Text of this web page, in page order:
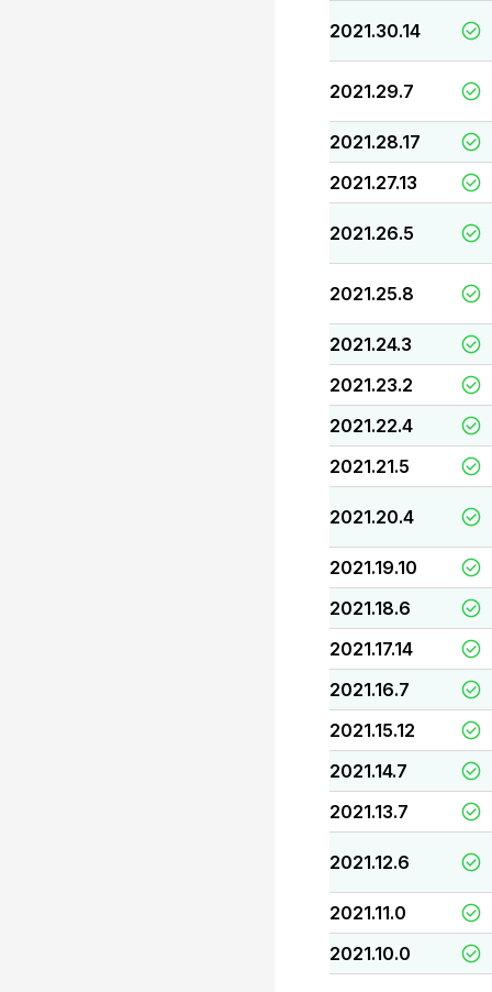
2021.30.14
2021.29.7
2021.28.17
2021.27.13
2021.26.5
2021.25.8
2021.24.3
2021.23.2
2021.22.4
2021.21.5
2021.20.4
2021.19.10
2021.18.6
2021.17.14
2021.16.7
2021.15.12
2021.14.7
2021.13.7
2021.12.6
2021.11.0
2021.10.0